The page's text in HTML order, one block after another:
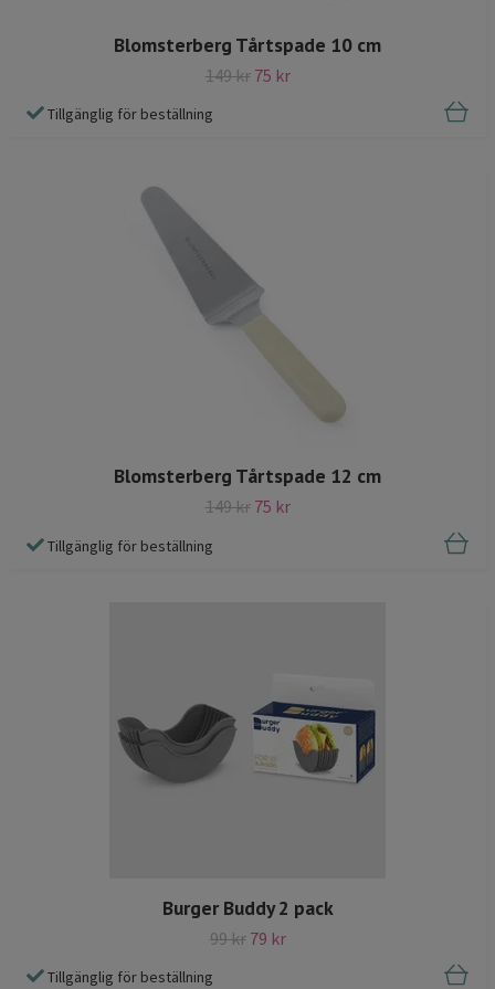
Blomsterberg Tårtspade 10 cm
149 kr 75 kr
Tillgänglig för beställning
Blomsterberg Tårtspade 12 cm
149 kr 75 kr
Tillgänglig för beställning
Burger Buddy 2 pack
99 kr 79 kr
Tillgänglig för beställning